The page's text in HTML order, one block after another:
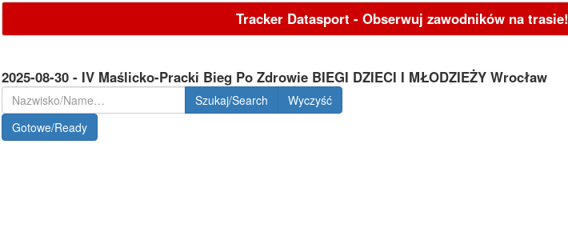
Tracker Datasport - Obserwuj zawodników na trasie!
2025-08-30 - IV Maślicko-Pracki Bieg Po Zdrowie BIEGI DZIECI I MŁODZIEŻY Wrocław
Szukaj/Search
Gotowe/Ready